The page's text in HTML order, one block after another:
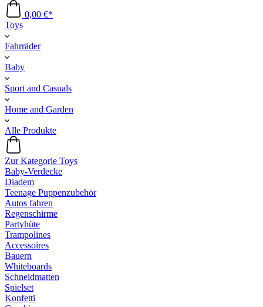
0,00 €*
Toys
Fahrräder
Baby
Sport and Casuals
Home and Garden
Alle Produkte
Zur Kategorie Toys
Baby-Verdecke
Diadem
Teenage Puppenzubehör
Autos fahren
Regenschirme
Partyhüte
Trampolines
Accessoires
Bauern
Whiteboards
Schneidmatten
Spielset
Konfetti